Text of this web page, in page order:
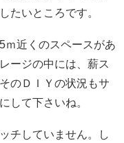
たいところです。
ｍ近くのスペースがあ
ージの中には、薪ス
のＤＩＹの状況もサ
して下さいね。
チしていません。し